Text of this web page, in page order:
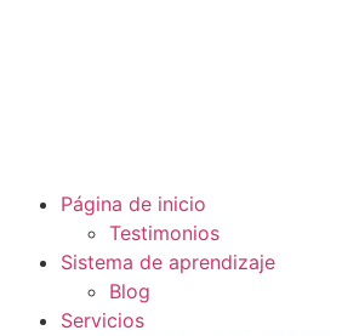
Página de inicio
Testimonios
Sistema de aprendizaje
Blog
Servicios